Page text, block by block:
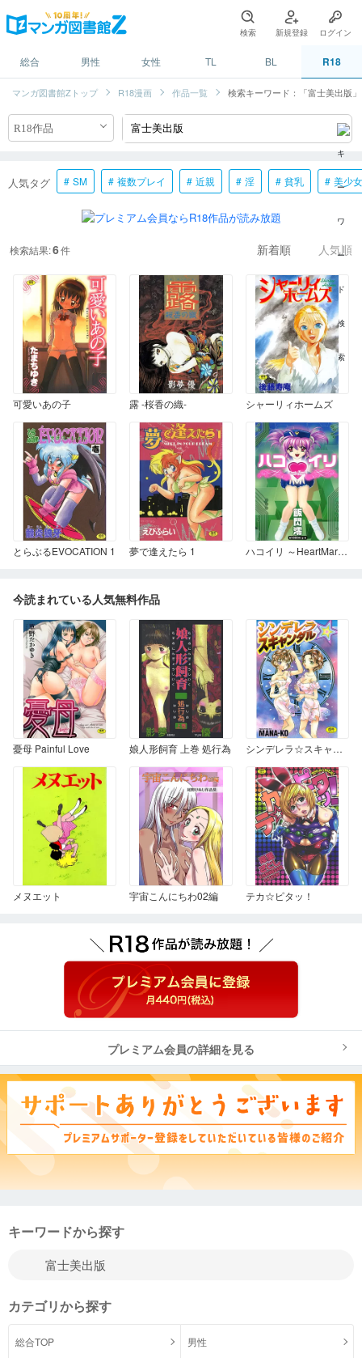
検索 新規登録 ログイン
総合 男性 女性 TL BL R18
マンガ図書館Zトップ R18漫画 作品一覧 検索キーワード：「富士美出版」
人気タグ SM 複数プレイ 近親 淫 貧乳 美少女
検索結果:6件 新着順 人気順
可愛いあの子 露 -桜香の織- シャーリィホームズ
とらぶるEVOCATION 1 夢で逢えたら 1 ハコイリ ～HeartMark～
今読まれている人気無料作品
憂母 Painful Love 娘人形飼育 上巻 処行為 シンデレラ☆スキャンダル
メヌエット 宇宙こんにちわ02編 テカ☆ピタッ！
プレミアム会員の詳細を見る
キーワードから探す
カテゴリから探す
総合TOP 男性